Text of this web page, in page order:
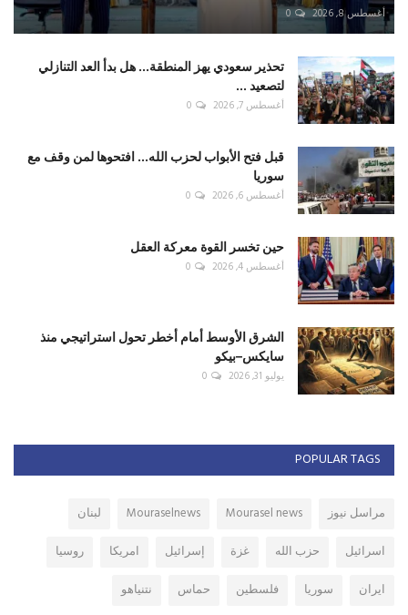
أغسطس 8, 2026 0
تحذير سعودي يهز المنطقة... هل بدأ العد التنازلي
لتصعيد ...
أغسطس 7, 2026 0
قبل فتح الأبواب لحزب الله... افتحوها لمن وقف مع
سوريا
أغسطس 6, 2026 0
حين تخسر القوة معركة العقل
أغسطس 4, 2026 0
الشرق الأوسط أمام أخطر تحول استراتيجي منذ
سايكس–بيكو
يوليو 31, 2026 0
POPULAR TAGS
مراسل نيوز Mourasel news
Mouraselnews
لبنان
اسرائيل
حزب الله غزة إسرائيل امريكا
روسيا
ايران
سوريا فلسطين حماس نتنياهو